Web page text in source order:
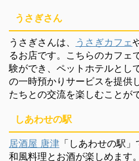
うさぎさん
うさぎさんは、 うさぎカフェ
るお店です。こちらのカフェ
験ができ、ペットホテルとし
の一時預かりサービスを提供
たちとの交流を楽しむことが
しあわせの駅
居酒屋 唐津 「しあわせの駅
和風料理とお酒が楽しめます